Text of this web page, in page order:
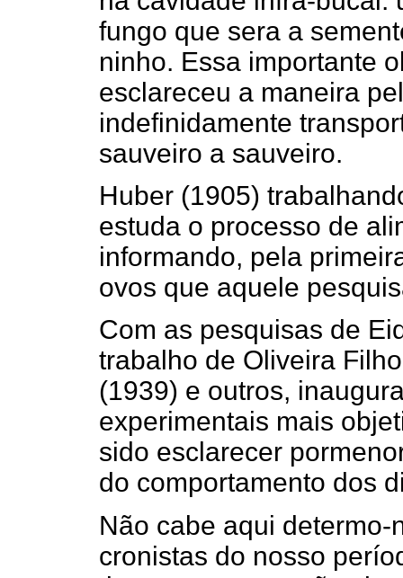
fungo que sera a
ninho. Essa importante
esclareceu a maneira
indefinidamente
sauveiro a sauveiro.
Huber (1905)
estuda o processo de
informando, pela
ovos que aquele
Com as pesquisas de
trabalho de Oliveira
(1939) e outros,
experimentais mais
sido esclarecer
do comportamento dos
Não cabe aqui
cronistas do nosso